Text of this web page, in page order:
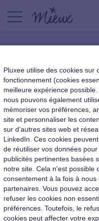
sport
Pluxee utilise des cookies sur
fonctionnement (cookies
meilleure expérience
nous pouvons également
mémoriser vos préférences,
site et personnaliser les
sur d’autres sites web et
LinkedIn. Ces cookies
de réutiliser vos données
publicités pertinentes basées
notre site. Cela n'est possible
consentement à la fois à
partenaires. Vous pouvez
refuser les cookies non
préférences. Toutefois, le
cookies peut affecter votre